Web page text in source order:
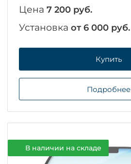
Цена 7 200 руб.
Установка от 6 000 руб.
Купить
Подробнее
В наличии на складе